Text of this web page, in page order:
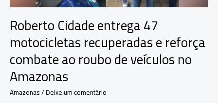
Roberto Cidade entrega 47
motocicletas recuperadas e reforça
combate ao roubo de veículos no
Amazonas
Amazonas/Deixe um comentário